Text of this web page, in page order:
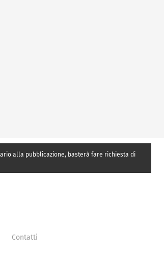
alla pubblicazione, basterà fare richiesta di
Contatti